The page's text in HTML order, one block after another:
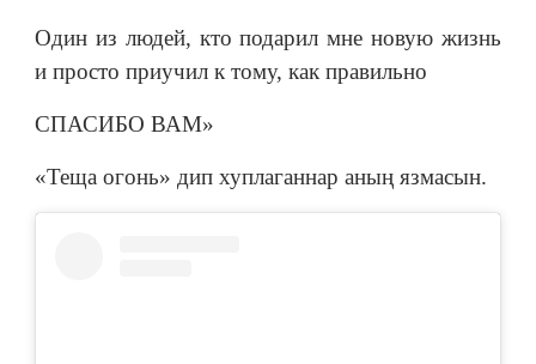
Один из людей, кто подарил мне новую жизнь
и просто приучил к тому, как правильно
СПАСИБО ВАМ»
«Теща огонь» дип хуплаганнар аның язмасын.